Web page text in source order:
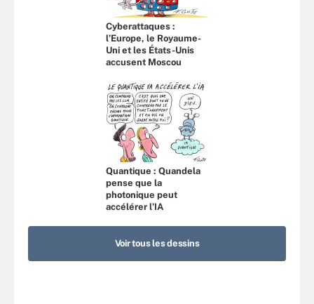
Cyberattaques :
l’Europe, le Royaume-
Uni et les États-Unis
accusent Moscou
Quantique : Quandela
pense que la
photonique peut
accélérer l’IA
Voir tous les dessins